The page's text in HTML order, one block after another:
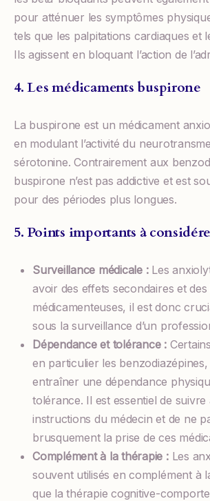
pour atténuer les symptômes
tels que les palpitations cardiaques et
Ils agissent en bloquant l’action de
4. Les médicaments buspirone
La buspirone est un médicament
en modulant l’activité du
sérotonine. Contrairement aux
buspirone n’est pas addictive et est
pour des périodes plus longues.
5. Points importants à
Surveillance médicale :Les
avoir des effets secondaires et
médicamenteuses, il est donc
sous la surveillance d’un
Dépendance et tolérance :
en particulier les
entraîner une dépendance
tolérance. Il est essentiel de suivre
instructions du médecin et de ne
brusquement la prise de ces
Complément à la thérapie :Les
souvent utilisés en complément à
que la thérapie cognitive-